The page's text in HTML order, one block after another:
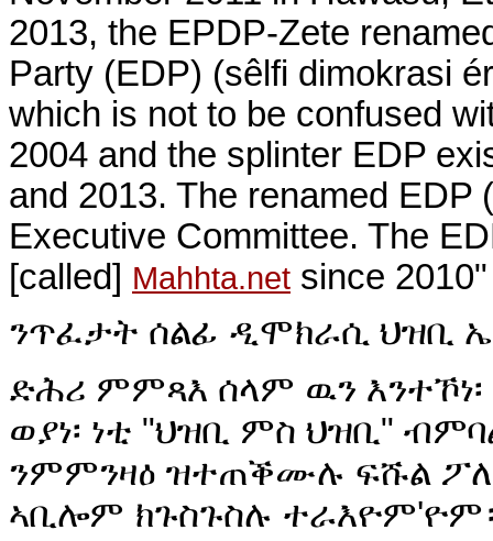
2013, the EPDP-Zete
Party (EDP) (sêlfi dimokrasi
which is not to be confused
2004 and the splinter EDP
and 2013. The renamed
Executive Committee. The
[called] Mahhta.net since 2010"
ንጥፈታት ሰልፊ ዲሞክራሲ ህዝቢ
ድሕሪ ምምጻእ ሰላም ዉን
ወያነ፡ ነቲ "ህዝቢ ምስ ህዝቢ"
ንምምንዛዕ ዝተጠቕሙሉ ፍሹል
ኣቢሎም ክጉስጉስሉ